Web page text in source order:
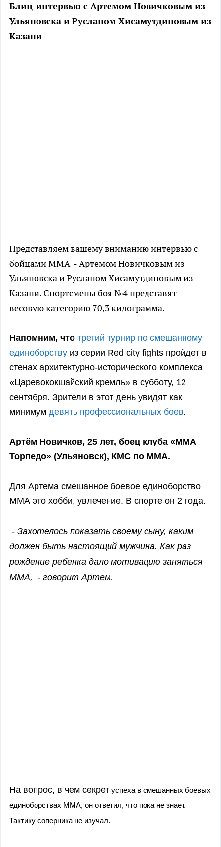
Блиц-интервью с Артемом Новичковым из
Ульяновска и Русланом Хисамутдиновым из
Казани
Представляем вашему вниманию интервью с
бойцами ММА - Артемом Новичковым из
Ульяновска и Русланом Хисамутдиновым из
Казани. Спортсмены боя №4 представят
весовую категорию 70,3 килограмма.
Напомним, что третий турнир по смешанному
единоборству из серии Red city fights пройдет в
стенах архитектурно-исторического комплекса
«Царевококшайский кремль» в субботу, 12
сентября. Зрители в этот день увидят как
минимум девять профессиональных боев.
Артём Новичков, 25 лет, боец клуба «ММА
Торпедо» (Ульяновск), КМС по MMA.
Для Артема смешанное боевое единоборство
ММА это хобби, увлечение. В спорте он 2 года.
- Захотелось показать своему сыну, каким
должен быть настоящий мужчина. Как раз
рождение ребенка дало мотивацию заняться
MMA, - говорит Артем.
На вопрос, в чем секрет успеха в смешанных боевых
единоборствах ММА, он ответил, что пока не знает.
Тактику соперника не изучал.